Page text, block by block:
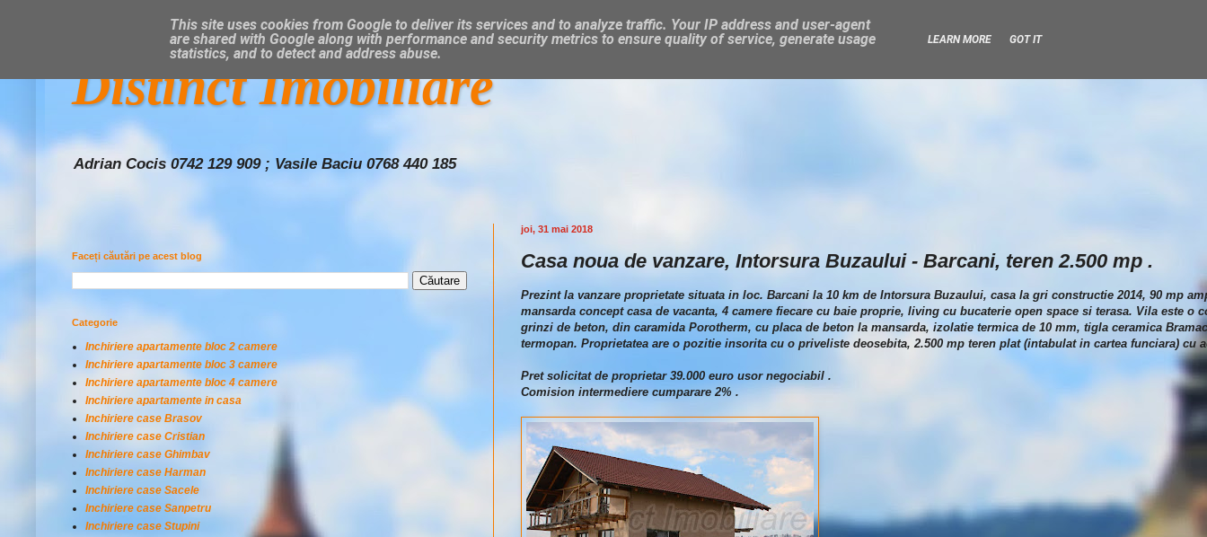
Distinct Imobiliare
Adrian Cocis 0742 129 909 ; Vasile Baciu 0768 440 185
joi, 31 mai 2018
Casa noua de vanzare, Intorsura Buzaului - Barcani, teren 2.500 mp .
Prezint la vanzare proprietate situata in loc. Barcani la 10 km de Intorsura Buzaului, casa la gri constructie 2014, 90 mp
mansarda concept casa de vacanta, 4 camere fiecare cu baie proprie, living cu bucaterie open space si terasa. Vila este o
grinzi de beton, din caramida Porotherm, cu placa de beton la mansarda, izolatie termica de 10 mm, tigla ceramica
termopan. Proprietatea are o pozitie insorita cu o priveliste deosebita, 2.500 mp teren plat (intabulat in cartea funciara) cu
Pret solicitat de proprietar 39.000 euro usor negociabil .
Comision intermediere cumparare 2% .
Faceți căutări pe acest blog
Categorie
Inchiriere apartamente bloc 2 camere
Inchiriere apartamente bloc 3 camere
Inchiriere apartamente bloc 4 camere
Inchiriere apartamente in casa
Inchiriere case Brasov
Inchiriere case Cristian
Inchiriere case Ghimbav
Inchiriere case Harman
Inchiriere case Sacele
Inchiriere case Sanpetru
Inchiriere case Stupini
This site uses cookies from Google to deliver its services and to analyze traffic. Your IP address and user-agent
are shared with Google along with performance and security metrics to ensure quality of service, generate usage
statistics, and to detect and address abuse.
LEARN MORE GOT IT